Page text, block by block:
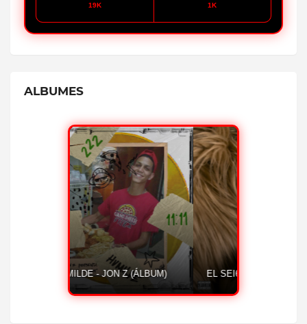
19K 1K
ALBUMES
ESCUCHAR AHORA
CASH - OVI FT ALMIGHTY